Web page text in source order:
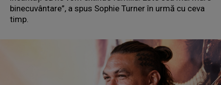
binecuvântare”, a spus Sophie Turner în urmă cu ceva
timp.